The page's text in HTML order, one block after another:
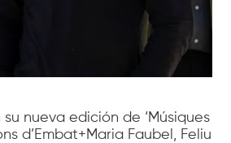
su nueva edición de ‘Músiques
d’Embat+Maria Faubel, Feliu